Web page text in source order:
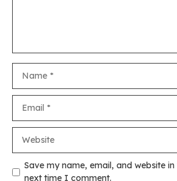
Save my name, email, and website
next time I comment.